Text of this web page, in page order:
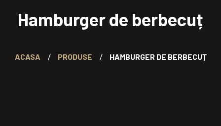
Hamburger de berbecuț
ACASA PRODUSE HAMBURGER DE BERBECUȚ